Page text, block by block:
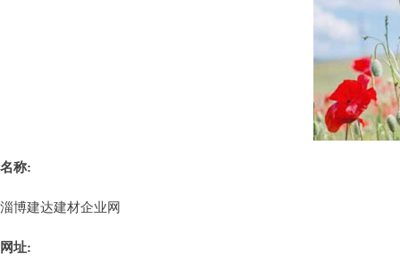
名称:
淄博建达建材企业网
网址: